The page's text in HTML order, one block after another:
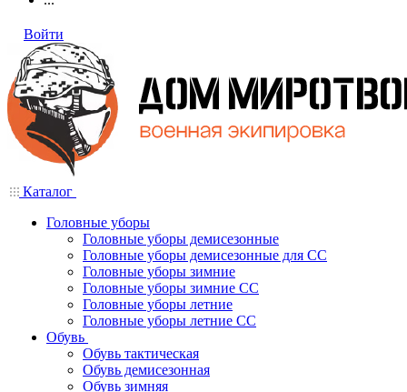
Войти
Каталог
Головные уборы
Головные уборы демисезонные
Головные уборы демисезонные для СС
Головные уборы зимние
Головные уборы зимние СС
Головные уборы летние
Головные уборы летние СС
Обувь
Обувь тактическая
Обувь демисезонная
Обувь зимняя